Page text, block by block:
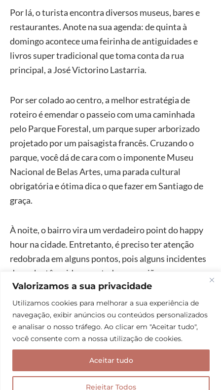
Valorizamos a sua privacidade
Utilizamos cookies para melhorar a sua experiência de
navegação, exibir anúncios ou conteúdos personalizados
e analisar o nosso tráfego. Ao clicar em "Aceitar tudo",
você consente com a nossa utilização de cookies.
Rejeitar Todos
Aceitar tudo
Por lá, o turista encontra diversos museus, bares e
restaurantes. Anote na sua agenda: de quinta à
domingo acontece uma feirinha de antiguidades e
livros super tradicional que toma conta da rua
principal, a José Victorino Lastarria.
Por ser colado ao centro, a melhor estratégia de
roteiro é emendar o passeio com uma caminhada
pelo Parque Forestal, um parque super arborizado
projetado por um paisagista francês. Cruzando o
parque, você dá de cara com o imponente Museu
Nacional de Belas Artes, uma parada cultural
obrigatória e ótima dica o que fazer em Santiago de
graça.
À noite, o bairro vira um verdadeiro point do happy
hour na cidade. Entretanto, é preciso ter atenção
redobrada em alguns pontos, pois alguns incidentes
de roubo têm sido reportados na região.
7. Mercado Central
Construído em 1872, o Mercado Central não pode
ficar de fora do seu roteiro Santiago. O local é uma
verdadeira imersão na cultura e na gastronomia
chilena.